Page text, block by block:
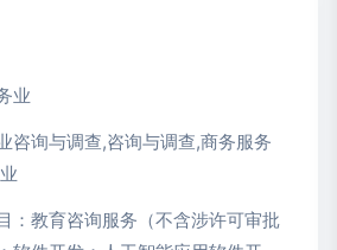
业
咨询与调查,咨询与调查,商务服务
：教育咨询服务（不含涉许可审批